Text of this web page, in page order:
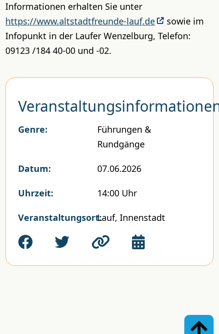
Informationen erhalten Sie unter
https://www.altstadtfreunde-lauf.de
sowie im
Infopunkt in der Laufer Wenzelburg, Telefon:
09123 /184 40-00 und -02.
Genre:
Führungen &
Rundgänge
Datum: 07.06.2026
Uhrzeit: 14:00 Uhr
Veranstaltungsort:Lauf, Innenstadt